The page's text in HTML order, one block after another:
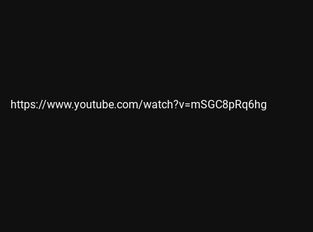
https://www.youtube.com/watch?v=mSGC8pRq6hg